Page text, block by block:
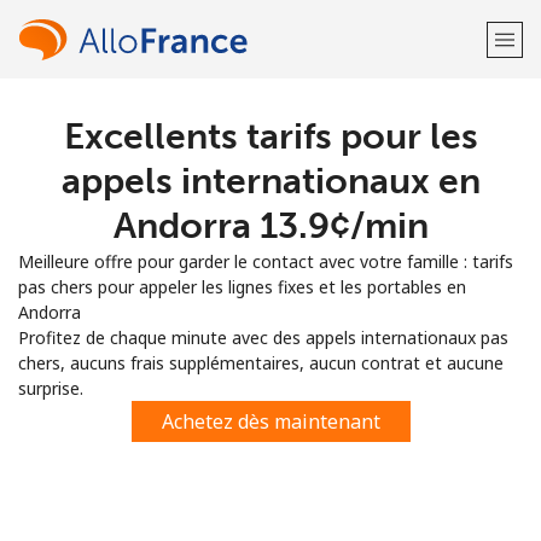
Bienvenue!
Vous avez déjà un compte?
S'enregistrer avec
ou
Excellents tarifs pour les
appels internationaux en
Andorra ⁦13.9¢⁩/min
Meilleure offre pour garder le contact avec votre famille : tarifs
pas chers pour appeler les lignes fixes et les portables en
Andorra
Profitez de chaque minute avec des appels internationaux pas
chers, aucuns frais supplémentaires, aucun contrat et aucune
surprise.
Achetez dès maintenant